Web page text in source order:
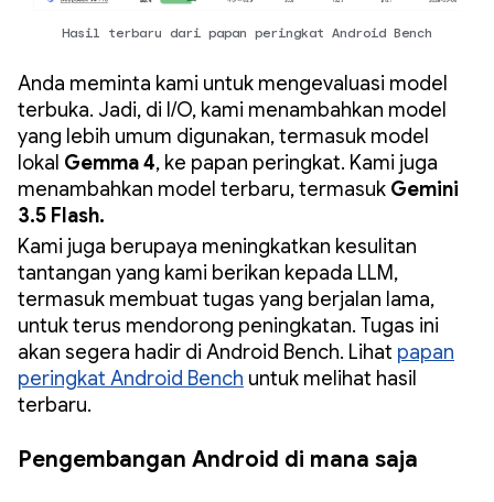
Hasil terbaru dari papan peringkat Android Bench
Anda meminta kami untuk mengevaluasi model
terbuka. Jadi, di I/O, kami menambahkan model
yang lebih umum digunakan, termasuk model
lokal Gemma 4, ke papan peringkat. Kami juga
menambahkan model terbaru, termasuk Gemini
3.5 Flash.
Kami juga berupaya meningkatkan kesulitan
tantangan yang kami berikan kepada LLM,
termasuk membuat tugas yang berjalan lama,
untuk terus mendorong peningkatan. Tugas ini
akan segera hadir di Android Bench. Lihat papan
peringkat Android Bench untuk melihat hasil
terbaru.
Pengembangan Android di mana saja